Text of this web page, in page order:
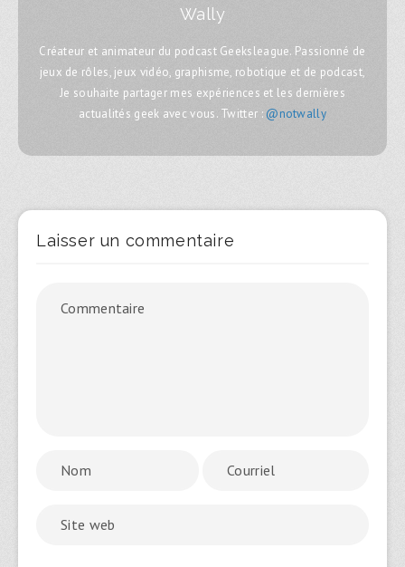
Wally
Créateur et animateur du podcast Geeksleague. Passionné de
jeux de rôles, jeux vidéo, graphisme, robotique et de podcast,
Je souhaite partager mes expériences et les dernières
actualités geek avec vous. Twitter : @notwally
Laisser un commentaire